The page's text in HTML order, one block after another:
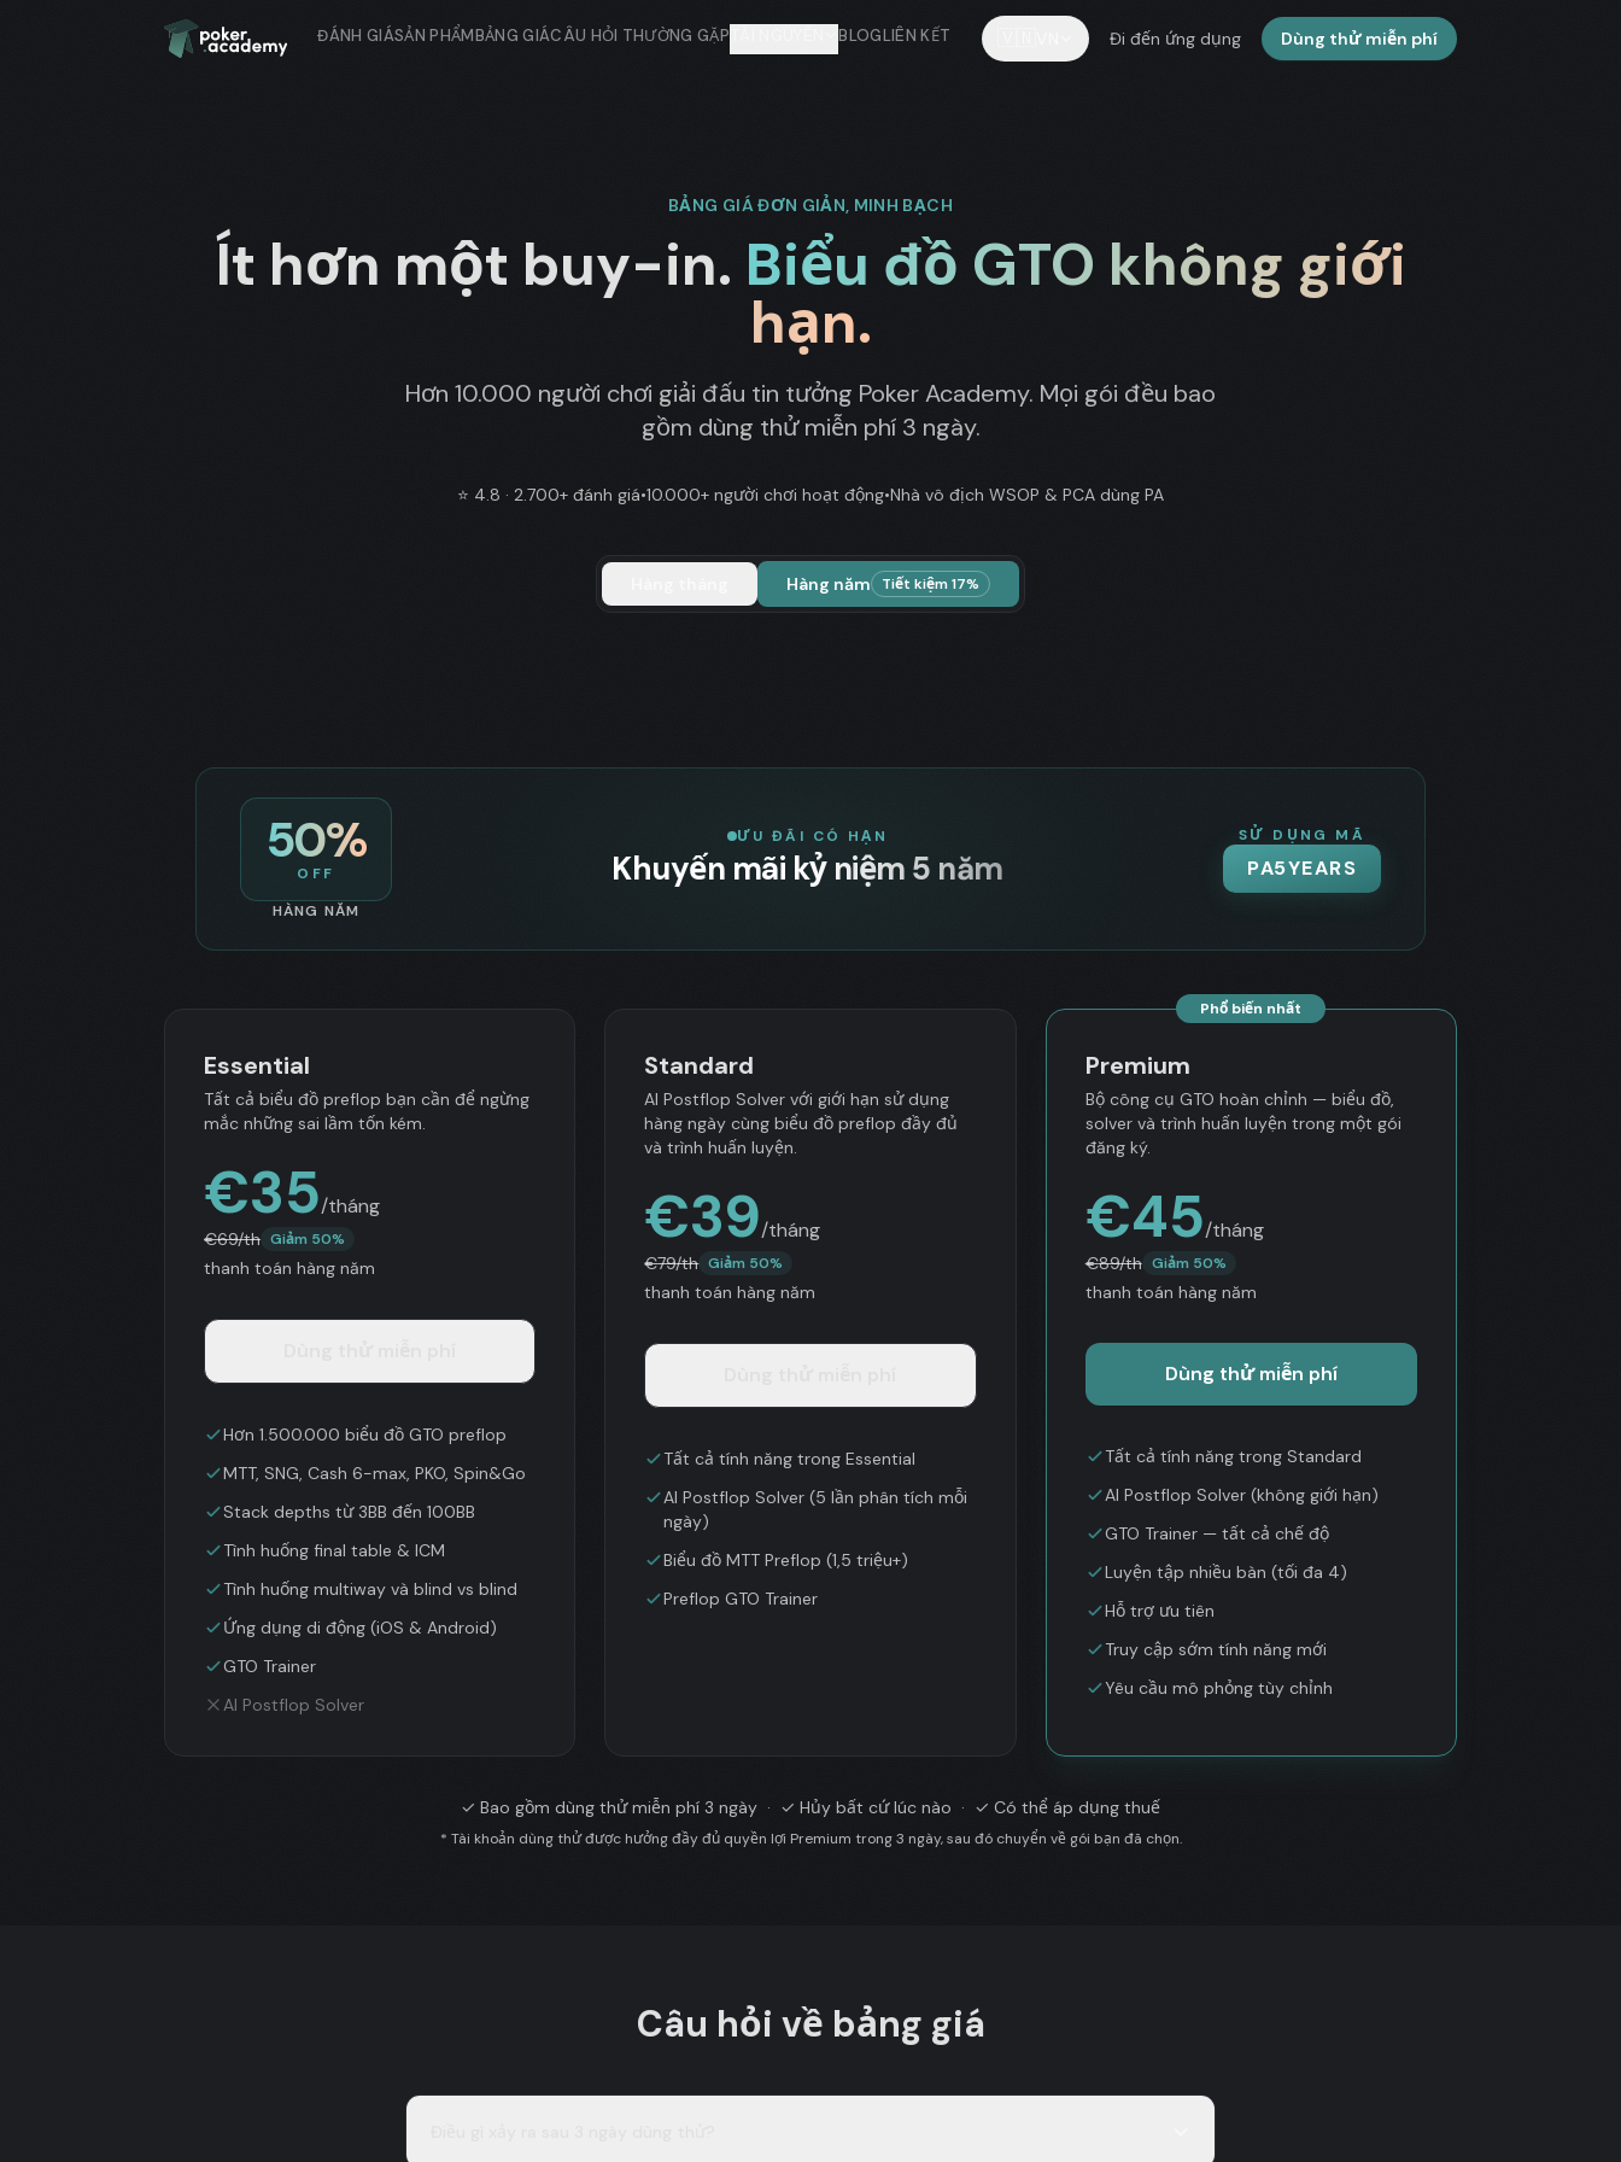
ĐÁNH GIÁSẢN PHẨMBẢNG GIÁCÂU HỎI THƯỜNG GẶP BLOGLIÊN KẾT Đi đến ứng dụng Dùng thử miễn phí
BẢNG GIÁ ĐƠN GIẢN, MINH BẠCH
Ít hơn một buy-in. Biểu đồ GTO không giới
hạn.
Hơn 10.000 người chơi giải đấu tin tưởng Poker Academy. Mọi gói đều bao
gồm dùng thử miễn phí 3 ngày.
⭐ 4.8 · 2.700+ đánh giá•10.000+ người chơi hoạt động•Nhà vô địch WSOP & PCA dùng PA
Hàng năm Tiết kiệm 17%
50%
OFF
HÀNG NĂM
ƯU ĐÃI CÓ HẠN
Khuyến mãi kỷ niệm 5 năm
SỬ DỤNG MÃ
PA5YEARS
Essential
Tất cả biểu đồ preflop bạn cần để ngừng
mắc những sai lầm tốn kém.
€35/tháng
€69/th Giảm 50%
thanh toán hàng năm
Hơn 1.500.000 biểu đồ GTO preflop
MTT, SNG, Cash 6-max, PKO, Spin&Go
Stack depths từ 3BB đến 100BB
Tình huống final table & ICM
Tình huống multiway và blind vs blind
Ứng dụng di động (iOS & Android)
GTO Trainer
AI Postflop Solver
Standard
AI Postflop Solver với giới hạn sử dụng
hàng ngày cùng biểu đồ preflop đầy đủ
và trình huấn luyện.
€39/tháng
€79/th Giảm 50%
thanh toán hàng năm
Tất cả tính năng trong Essential
AI Postflop Solver (5 lần phân tích mỗi
ngày)
Biểu đồ MTT Preflop (1,5 triệu+)
Preflop GTO Trainer
Phổ biến nhất
Premium
Bộ công cụ GTO hoàn chỉnh — biểu đồ,
solver và trình huấn luyện trong một gói
đăng ký.
€45/tháng
€89/th Giảm 50%
thanh toán hàng năm
Dùng thử miễn phí
Tất cả tính năng trong Standard
AI Postflop Solver (không giới hạn)
GTO Trainer — tất cả chế độ
Luyện tập nhiều bàn (tối đa 4)
Hỗ trợ ưu tiên
Truy cập sớm tính năng mới
Yêu cầu mô phỏng tùy chỉnh
✓ Bao gồm dùng thử miễn phí 3 ngày · ✓ Hủy bất cứ lúc nào · ✓ Có thể áp dụng thuế
* Tài khoản dùng thử được hưởng đầy đủ quyền lợi Premium trong 3 ngày, sau đó chuyển về gói bạn đã chọn.
Câu hỏi về bảng giá